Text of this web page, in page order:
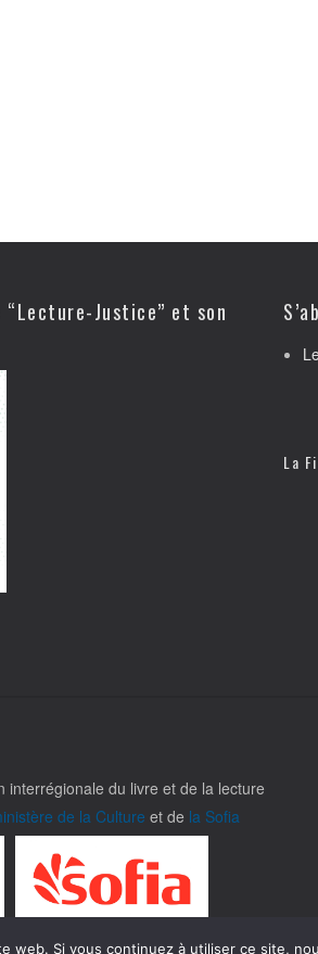
Justice” et son
La
du livre et de la lecture
de la Culture et de la Sofia
Si vous continuez à utiliser ce site,